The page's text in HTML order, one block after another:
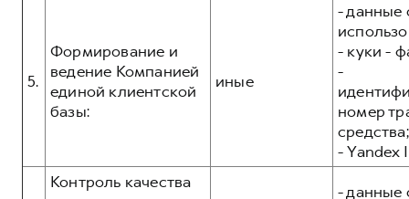
5.
Формирование и
ведение Компанией
единой клиентской
базы:
иные
- данные
- куки -
-
номер
средства;
- Yandex
Контроль качества
- данные